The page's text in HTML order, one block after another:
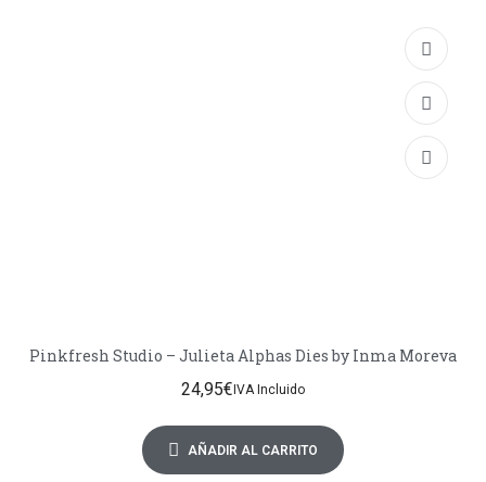
Pinkfresh Studio – Julieta Alphas Dies by Inma Moreva
24,95€IVA Incluido
AÑADIR AL CARRITO